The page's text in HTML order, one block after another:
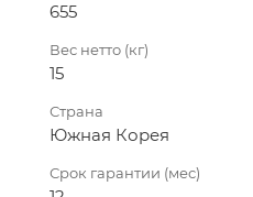
655
Вес нетто (кг)
15
Страна
Южная Корея
Срок гарантии (мес)